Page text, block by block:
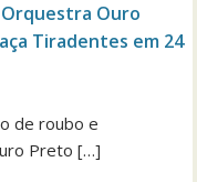
Orquestra Ouro
Tiradentes em 24
de roubo e
Preto […]